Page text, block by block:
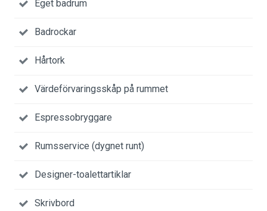
Eget badrum
Badrockar
Hårtork
Värdeförvaringsskåp på rummet
Espressobryggare
Rumsservice (dygnet runt)
Designer-toalettartiklar
Skrivbord